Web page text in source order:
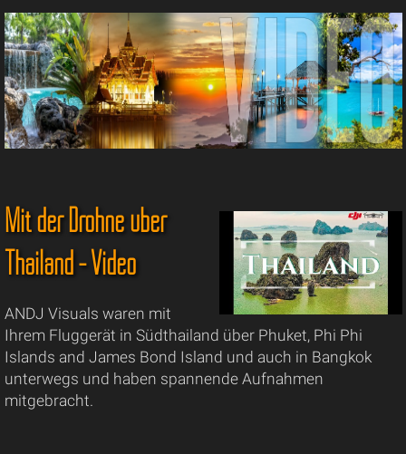
Mit der Drohne über
Thailand - Video
ANDJ Visuals waren mit
Ihrem Fluggerät in Südthailand über Phuket, Phi Phi
Islands and James Bond Island und auch in Bangkok
unterwegs und haben spannende Aufnahmen
mitgebracht.